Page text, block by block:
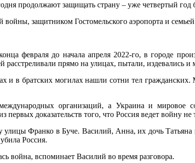
продолжают защищать страну – уже четвертый
защитником Гостомельского аэропорта и
февраля до начала апреля 2022-го, в городе
прямо на улицах, пытали, издевались и
и в братских могилах нашли сотни тел
организаций, а Украина и мировое
доказательств того, что Россия ведет войну
улицы Франко в Буче. Василий, Анна, их дочь
Россия.
война, вспоминает Василий во время разговора.